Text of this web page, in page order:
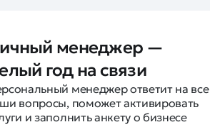
менеджер —
год на связи
менеджер ответит на все
вопросы, поможет активировать
и заполнить анкету о бизнесе